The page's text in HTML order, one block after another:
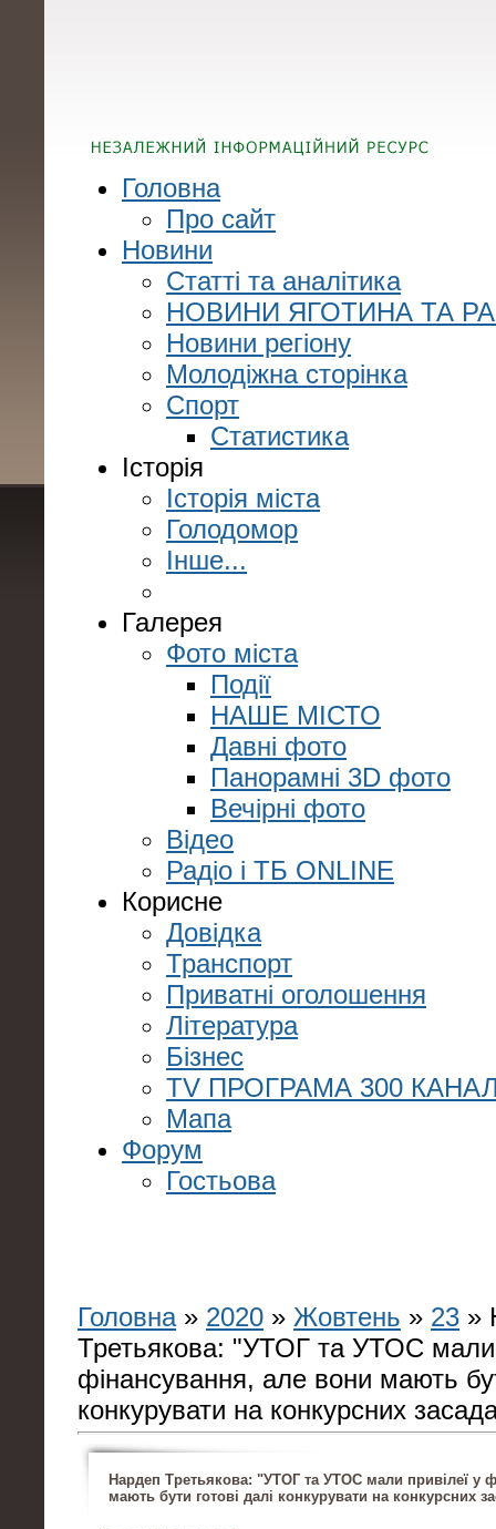
Головна
Про сайт
Новини
Статті та аналітика
НОВИНИ ЯГОТИНА ТА
Новини регіону
Молодіжна сторінка
Спорт
Статистика
Історія
Історія міста
Голодомор
Інше...
Галерея
Фото міста
Події
НАШЕ МІСТО
Давні фото
Панорамні 3D фото
Вечірні фото
Відео
Радіо і ТБ ONLINE
Корисне
Довідка
Транспорт
Приватні оголошення
Література
Бізнес
TV ПРОГРАМА 300
Мапа
Форум
Гостьова
Головна» 2020 » Жовтень » 23 »
Третьякова: "УТОГ та УТОС мали
фінансування, але вони мають
конкурувати на конкурсних
Нардеп Третьякова: "УТОГ та УТОС мали привілеї у
мають бути готові далі конкурувати на конкурсних